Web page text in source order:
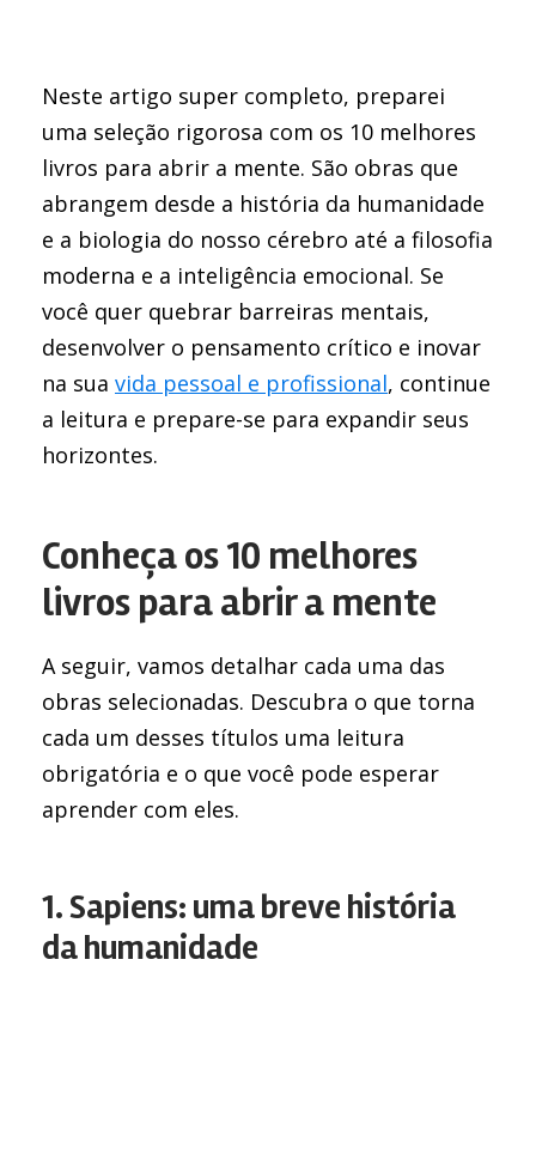
Neste artigo super completo, preparei
uma seleção rigorosa com os 10 melhores
livros para abrir a mente. São obras que
abrangem desde a história da humanidade
e a biologia do nosso cérebro até a filosofia
moderna e a inteligência emocional. Se
você quer quebrar barreiras mentais,
desenvolver o pensamento crítico e inovar
na sua vida pessoal e profissional, continue
a leitura e prepare-se para expandir seus
horizontes.
Conheça os 10 melhores
livros para abrir a mente
A seguir, vamos detalhar cada uma das
obras selecionadas. Descubra o que torna
cada um desses títulos uma leitura
obrigatória e o que você pode esperar
aprender com eles.
1. Sapiens: uma breve história
da humanidade